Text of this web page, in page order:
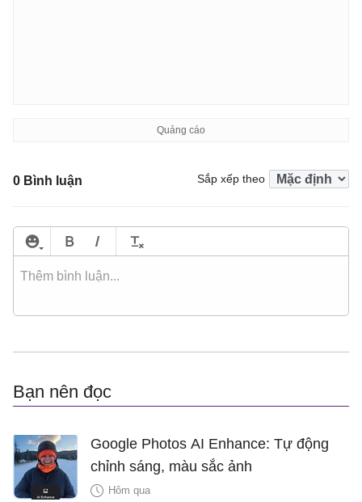
0 Bình luận Sắp xếp theo
Bạn nên đọc
Google Photos AI Enhance: Tự động
chỉnh sáng, màu sắc ảnh
Hôm qua